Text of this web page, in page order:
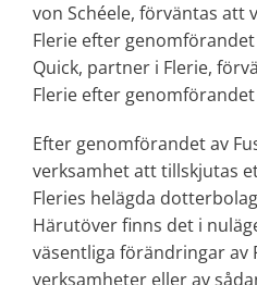
von Schéele, förväntas att
Flerie efter
Quick, partner i Flerie,
Flerie efter genomförandet
Efter genomförandet av
verksamhet att tillskjutas
Fleries helägda
Härutöver finns det i
väsentliga förändringar av
verksamheter eller av